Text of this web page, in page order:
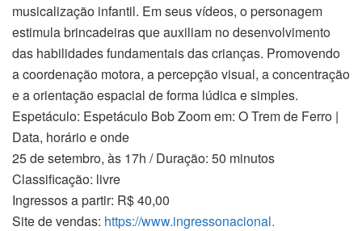
musicalização infantil. Em seus vídeos, o personagem
estimula brincadeiras que auxiliam no desenvolvimento
das habilidades fundamentais das crianças. Promovendo
a coordenação motora, a percepção visual, a concentração
e a orientação espacial de forma lúdica e simples.
Espetáculo: Espetáculo Bob Zoom em: O Trem de Ferro |
Data, horário e onde
25 de setembro, às 17h / Duração: 50 minutos
Classificação: livre
Ingressos a partir: R$ 40,00
Site de vendas: https://www.ingressonacional.